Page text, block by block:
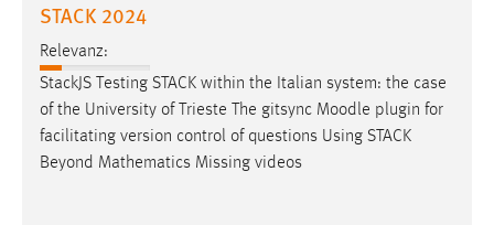
STACK 2024
Relevanz:
StackJS Testing STACK within the Italian system: the case
of the University of Trieste The gitsync Moodle plugin for
facilitating version control of questions Using STACK
Beyond Mathematics Missing videos